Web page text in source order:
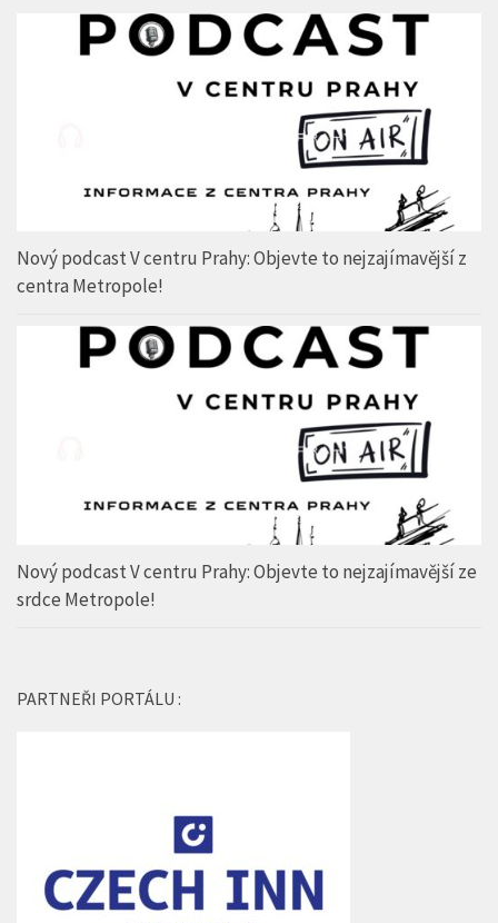
Nový podcast V centru Prahy: Objevte to nejzajímavější z
centra Metropole!
Nový podcast V centru Prahy: Objevte to nejzajímavější ze
srdce Metropole!
PARTNEŘI PORTÁLU :